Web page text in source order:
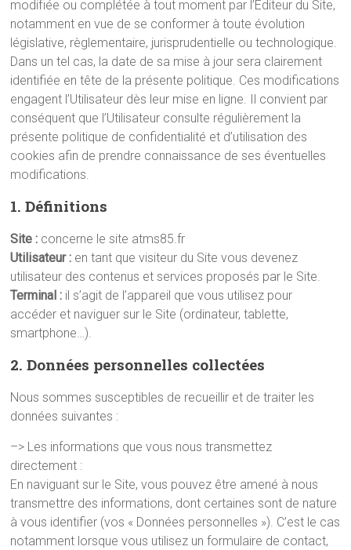
modifiée ou complétée à tout moment par l’Editeur du Site,
notamment en vue de se conformer à toute évolution
législative, règlementaire, jurisprudentielle ou technologique.
Dans un tel cas, la date de sa mise à jour sera clairement
identifiée en tête de la présente politique. Ces modifications
engagent l’Utilisateur dès leur mise en ligne. Il convient par
conséquent que l’Utilisateur consulte régulièrement la
présente politique de confidentialité et d’utilisation des
cookies afin de prendre connaissance de ses éventuelles
modifications.
1. Définitions
Site : concerne le site atms85.fr
Utilisateur : en tant que visiteur du Site vous devenez
utilisateur des contenus et services proposés par le Site.
Terminal : il s’agit de l’appareil que vous utilisez pour
accéder et naviguer sur le Site (ordinateur, tablette,
smartphone…).
2. Données personnelles collectées
Nous sommes susceptibles de recueillir et de traiter les
données suivantes :
–> Les informations que vous nous transmettez
directement :
En naviguant sur le Site, vous pouvez être amené à nous
transmettre des informations, dont certaines sont de nature
à vous identifier (vos « Données personnelles »). C’est le cas
notamment lorsque vous utilisez un formulaire de contact,